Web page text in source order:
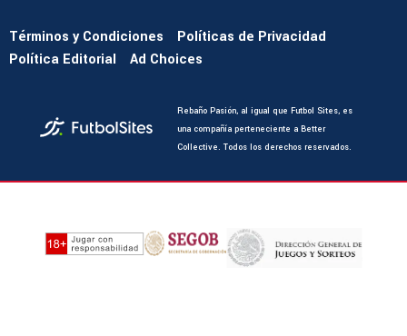
Términos y Condiciones
Políticas de Privacidad
Política Editorial
Ad Choices
Rebaño Pasión, al igual que Futbol Sites, es
una compañía perteneciente a Better
Collective. Todos los derechos reservados.